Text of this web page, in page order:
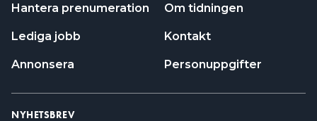
Hantera prenumeration
Lediga jobb
Annonsera
Om tidningen
Kontakt
Personuppgifter
NYHETSBREV